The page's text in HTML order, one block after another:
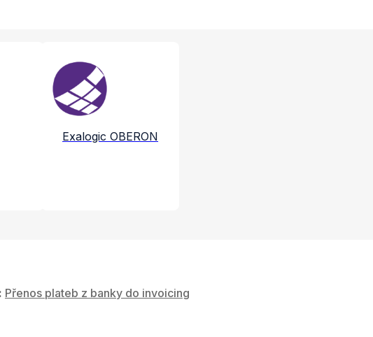
a služby
Exalogic OBERON
Přenos plateb z banky do invoicing